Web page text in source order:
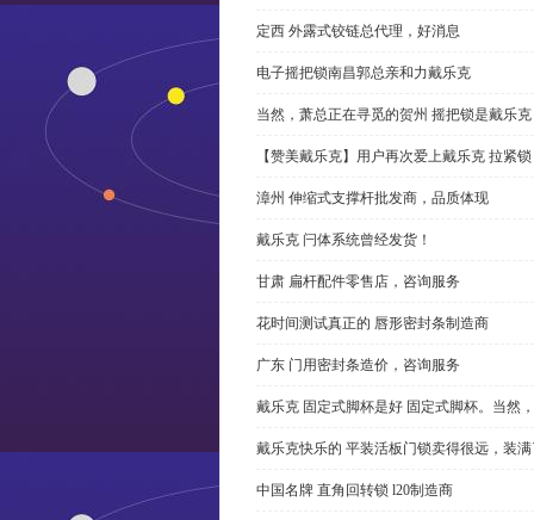
定西 外露式铰链总代理，好消息
电子摇把锁南昌郭总亲和力戴乐克
当然，萧总正在寻觅的贺州 摇把锁是戴乐克
【赞美戴乐克】用户再次爱上戴乐克 拉紧锁
漳州 伸缩式支撑杆批发商，品质体现
戴乐克 闩体系统曾经发货！
甘肃 扁杆配件零售店，咨询服务
花时间测试真正的 唇形密封条制造商
广东 门用密封条造价，咨询服务
戴乐克 固定式脚杯是好 固定式脚杯。当然
戴乐克快乐的 平装活板门锁卖得很远，装
中国名牌 直角回转锁 l20制造商